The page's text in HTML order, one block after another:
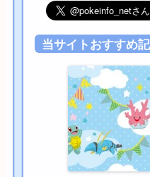
当サイトおすすめ